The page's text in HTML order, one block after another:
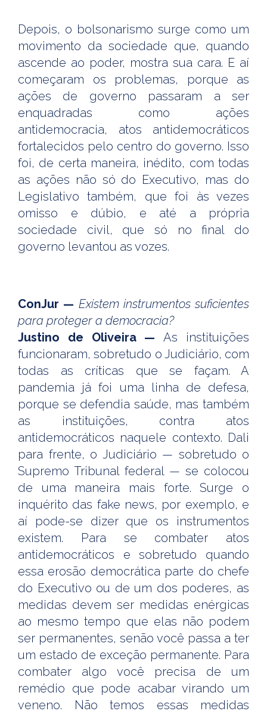
Depois, o bolsonarismo surge como um
movimento da sociedade que, quando
ascende ao poder, mostra sua cara. E aí
começaram os problemas, porque as
ações de governo passaram a ser
enquadradas como ações
antidemocracia, atos antidemocráticos
fortalecidos pelo centro do governo. Isso
foi, de certa maneira, inédito, com todas
as ações não só do Executivo, mas do
Legislativo também, que foi às vezes
omisso e dúbio, e até a própria
sociedade civil, que só no final do
governo levantou as vozes.
ConJur — Existem instrumentos suficientes
para proteger a democracia?
Justino de Oliveira —As instituições
funcionaram, sobretudo o Judiciário, com
todas as críticas que se façam. A
pandemia já foi uma linha de defesa,
porque se defendia saúde, mas também
as instituições, contra atos
antidemocráticos naquele contexto. Dali
para frente, o Judiciário — sobretudo o
Supremo Tribunal federal — se colocou
de uma maneira mais forte. Surge o
inquérito das fake news, por exemplo, e
aí pode-se dizer que os instrumentos
existem. Para se combater atos
antidemocráticos e sobretudo quando
essa erosão democrática parte do chefe
do Executivo ou de um dos poderes, as
medidas devem ser medidas enérgicas
ao mesmo tempo que elas não podem
ser permanentes, senão você passa a ter
um estado de exceção permanente. Para
combater algo você precisa de um
remédio que pode acabar virando um
veneno. Não temos essas medidas